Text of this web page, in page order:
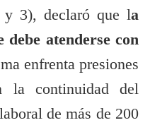
y 3), declaró que la
atenderse con
enfrenta presiones
la continuidad del
de más de 200